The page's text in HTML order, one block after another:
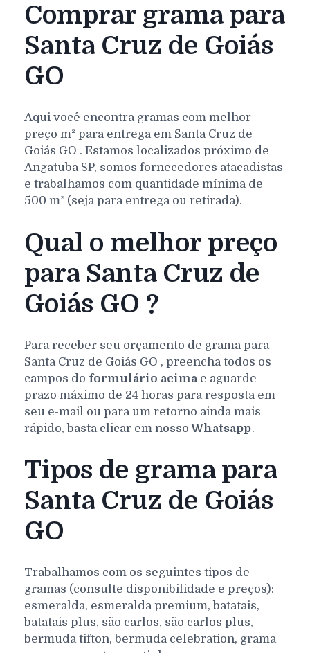
Comprar grama para
Santa Cruz de Goiás
GO
Aqui você encontra gramas com melhor
preço m² para entrega em Santa Cruz de
Goiás GO . Estamos localizados próximo de
Angatuba SP, somos fornecedores atacadistas
e trabalhamos com quantidade mínima de
500 m² (seja para entrega ou retirada).
Qual o melhor preço
para Santa Cruz de
Goiás GO ?
Para receber seu orçamento de grama para
Santa Cruz de Goiás GO , preencha todos os
campos do formulário acima e aguarde
prazo máximo de 24 horas para resposta em
seu e-mail ou para um retorno ainda mais
rápido, basta clicar em nosso Whatsapp.
Tipos de grama para
Santa Cruz de Goiás
GO
Trabalhamos com os seguintes tipos de
gramas (consulte disponibilidade e preços):
esmeralda, esmeralda premium, batatais,
batatais plus, são carlos, são carlos plus,
bermuda tifton, bermuda celebration, grama